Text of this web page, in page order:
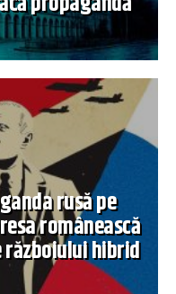
rusă pe
românească
hibrid